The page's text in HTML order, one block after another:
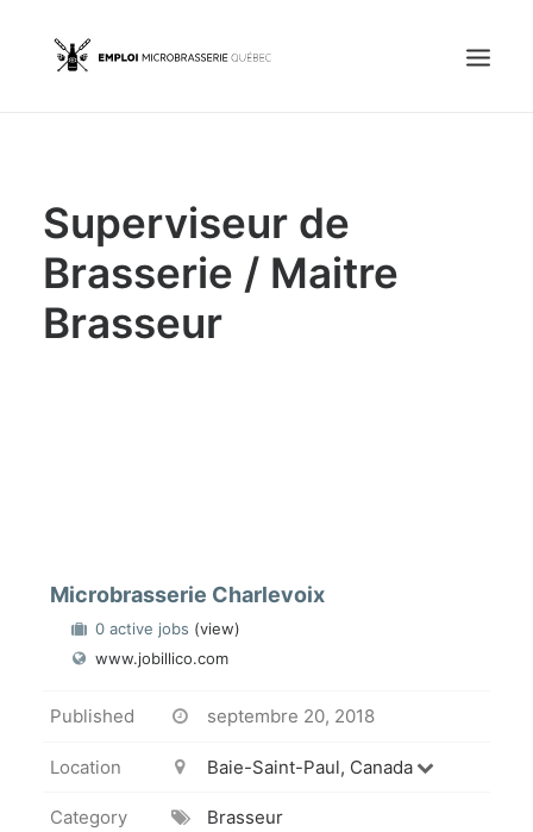
Emplois
Candidats
OFFREZ UN EMPLOI
Superviseur de
Brasserie / Maitre
Brasseur
Microbrasserie Charlevoix
0 active jobs (view)
www.jobillico.com
Published septembre 20, 2018
Location Baie-Saint-Paul, Canada
Category Brasseur